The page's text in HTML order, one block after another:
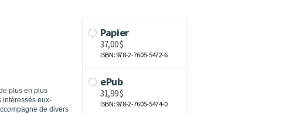
plus en plus
intéressés eux-
de divers